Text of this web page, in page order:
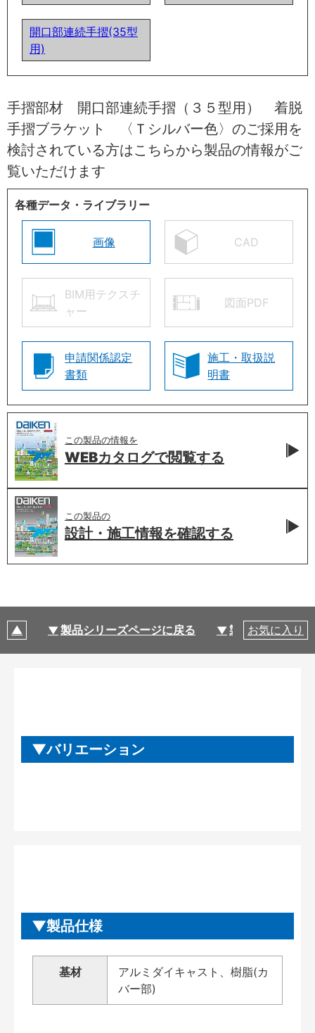
開口部連続手摺(35型
用)
手摺部材 開口部連続手摺（３５型用） 着脱
手摺ブラケット 〈Ｔシルバー色〉のご採用を
検討されている方はこちらから製品の情報がご
覧いただけます
各種データ・ライブラリー
画像 CAD
BIM用テクスチ
ャー
図面PDF
申請関係認定
書類
施工・取扱説
明書
この製品の情報を
WEBカタログで閲覧する
この製品の
設計・施工情報を確認する
製品シリーズページに戻る 製品仕様
お気に入り
バリエーション
製品仕様
基材
アルミダイキャスト、樹脂(カ
バー部)